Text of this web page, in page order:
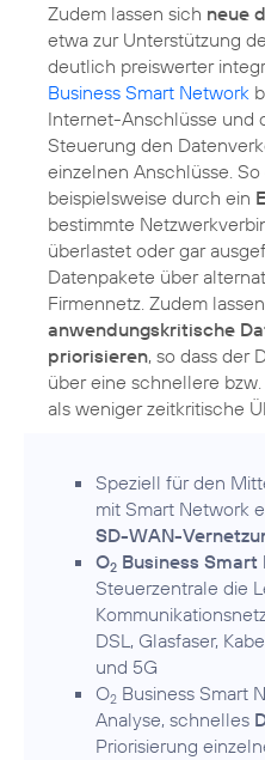
Zudem lassen sich neue
etwa zur Unterstützung
deutlich preiswerter
Business Smart Network
Internet-Anschlüsse und
Steuerung den
einzelnen Anschlüsse.
beispielsweise durch ein
bestimmte
überlastet oder gar
Datenpakete über
Firmennetz. Zudem
anwendungskritische
priorisieren, so dass der
über eine schnellere
als weniger zeitkritische
Speziell für den
mit Smart Network
SD-WAN-
O2 Business
Steuerzentrale die
DSL, Glasfaser,
und 5G
O2 Business Smart
Analyse, schnelles
Priorisierung